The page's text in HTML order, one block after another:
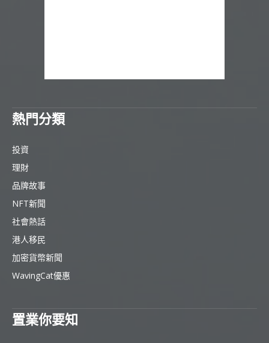
熱門分類
投資
理財
品牌故事
NFT新聞
社會熱話
港人移民
加密貨幣新聞
WavingCat優惠
置業你要知